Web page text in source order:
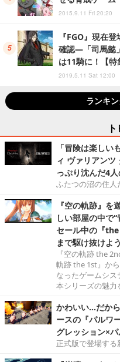
2015.9.11 Fri 20:20
『FGO』現在
確認―「司馬懿
は11騎に！【特
2019.5.11 Sat 12:00
ランキ
「冒険は楽しい
ィ ヴァリアン
っぷり沈んだ4
ふたつの沼の住人
『空の軌跡』を
しい部屋の中で
セール中の『
まで駆け抜けよう
『空の軌跡 the
軌跡 the 1st』か
なったゲームシ
本シリーズの魅力
かわいい…だか
ースの『パルワ
グレッション×
正式版で登場する